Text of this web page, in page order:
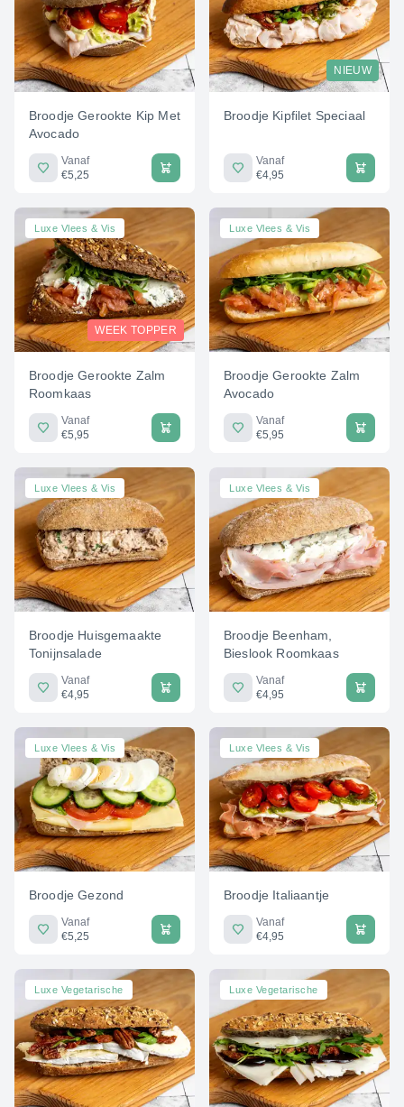
Broodje Gerookte Kip Met
Avocado
Vanaf
€5,25
NIEUW
Broodje Kipfilet Speciaal
Vanaf
€4,95
Luxe Vlees & Vis
WEEK TOPPER
Broodje Gerookte Zalm
Roomkaas
Vanaf
€5,95
Luxe Vlees & Vis
Broodje Gerookte Zalm
Avocado
Vanaf
€5,95
Luxe Vlees & Vis
Broodje Huisgemaakte
Tonijnsalade
Vanaf
€4,95
Luxe Vlees & Vis
Broodje Beenham,
Bieslook Roomkaas
Vanaf
€4,95
Luxe Vlees & Vis
Broodje Gezond
Vanaf
€5,25
Luxe Vlees & Vis
Broodje Italiaantje
Vanaf
€4,95
Luxe Vegetarische Luxe Vegetarische